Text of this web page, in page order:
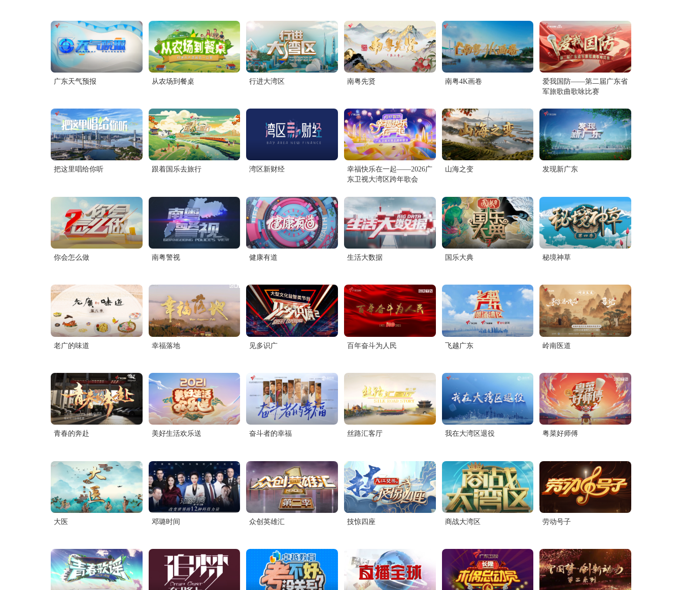
广东天气预报 从农场到餐桌 行进大湾区 南粤先贤 南粤4K画卷
爱我国防——第二届广东省
军旅歌曲歌咏比赛
把这里唱给你听 跟着国乐去旅行 湾区新财经
幸福快乐在一起——2026广
东卫视大湾区跨年歌会
山海之变 发现新广东
你会怎么做 南粤警视 健康有道 生活大数据 国乐大典 秘境神草
老广的味道 幸福落地 见多识广 百年奋斗为人民 飞越广东 岭南医道
青春的奔赴 美好生活欢乐送 奋斗者的幸福 丝路汇客厅 我在大湾区退役 粤菜好师傅
大医 邓璐时间 众创英雄汇 技惊四座 商战大湾区 劳动号子